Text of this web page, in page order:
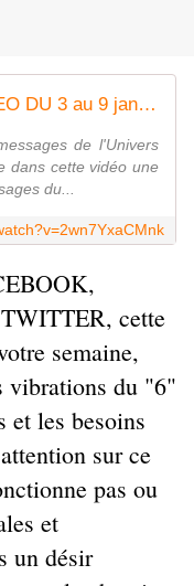
MESSAGE DE L'UNIVERS VIDEO DU 3 au 9 janvier 2022 LE CHAT NOUS INVTE A SOIGNER NOTRE ESTIME DE SOI
de l'Univers
dans cette vidéo une
du...
cette
semaine,
vibrations du "6"
et les besoins
sur ce
pas ou
et
un désir